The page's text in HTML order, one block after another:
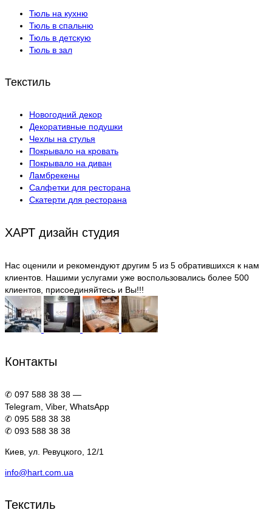
Тюль на кухню
Тюль в спальню
Тюль в детскую
Тюль в зал
Текстиль
Новогодний декор
Декоративные подушки
Чехлы на стулья
Покрывалo на кровать
Покрывало на диван
Ламбрекены
Салфетки для ресторана
Скатерти для ресторана
ХАРТ дизайн студия
Нас оценили и рекомендуют другим 5 из 5 обратившихся к нам
клиентов. Нашими услугами уже воспользовались более 500
клиентов, присоединяйтесь и Вы!!!
Контакты
✆ 097 588 38 38 —
Telegram, Viber, WhatsApp
✆ 095 588 38 38
✆ 093 588 38 38
Киев, ул. Ревуцкого, 12/1
info@hart.com.ua
Текстиль